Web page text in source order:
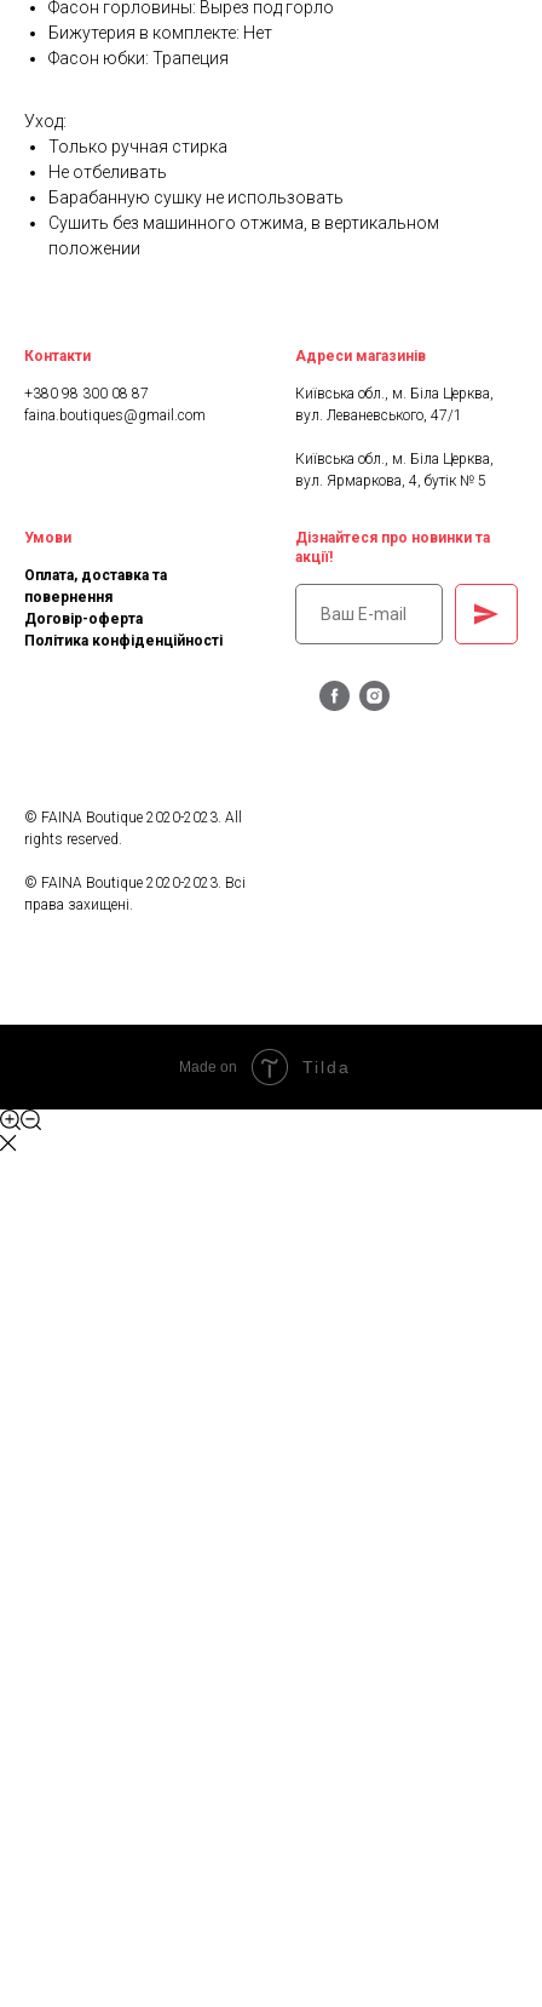
Фасон горловины: Вырез под горло
Бижутерия в комплекте: Нет
Фасон юбки: Трапеция
Уход:
Только ручная стирка
Не отбеливать
Барабанную сушку не использовать
Сушить без машинного отжима, в вертикальном
положении
Контакти
+380 98 300 08 87
faina.boutiques@gmail.com
Адреси магазинів
Київська обл., м. Біла Церква,
вул. Леваневського, 47/1
Київська обл., м. Біла Церква,
вул. Ярмаркова, 4, бутік № 5
Умови
Оплата, доставка та
повернення
Договір-оферта
Політика конфіденційності
Дізнайтеся про новинки та
акції!
© FAINA Boutique 2020-2023. All
rights reserved.
© FAINA Boutique 2020-2023. Всі
права захищені.
Made on Tilda